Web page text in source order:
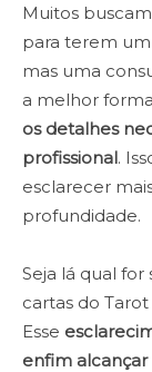
Muitos
para terem
mas uma
a melhor
os detalhes
profissional.
esclarecer
profundidade.
Seja lá qual for
cartas do
Esse
enfim alcançar